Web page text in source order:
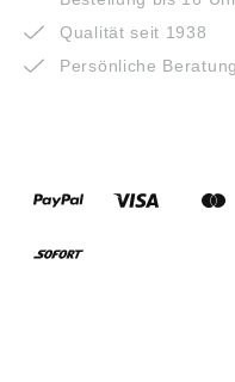
Qualität seit 1938
Persönliche Beratung